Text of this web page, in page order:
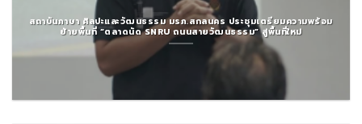
สถาบันภาษา ศิลปะและวัฒนธรรม มรภ.สกลนคร ประชุมเตรียมความพร้อม
ย้ายพื้นที่ “ตลาดนัด SNRU ถนนสายวัฒนธรรม” สู่พื้นที่ใหม่